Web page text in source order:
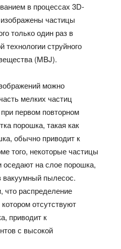
в процессах 3D-
частицы
только один раз в
технологии струйного
(MBJ).
можно
мелких частиц
первом повторном
порошка, такая как
обычно приводит к
того, некоторые частицы
оседают на слое порошка,
вакуумный пылесос.
что распределение
отсутствуют
приводит к
с высокой